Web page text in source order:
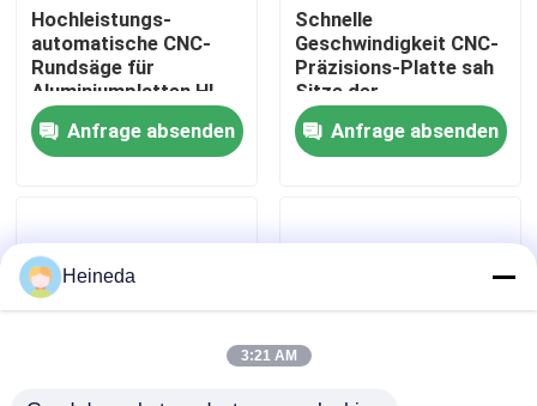
Qualitätskontrolle
Treten Sie mit uns in Verbindung
Fordern Sie ein Zitat
Cnc-Rundschreiben sah
Hochleistungs-
automatische CNC-
Rundsäge für
Aluminiumplatten HL-
12CNC
Anfrage absenden
Schnelle
Geschwindigkeit CNC-
Präzisions-Platte sah
Sitze der
Schneidemaschine 3,
Plattform zu
schwimmen
Anfrage absenden
Heineda
3:21 AM